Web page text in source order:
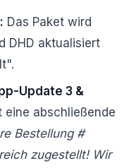
Das Paket wird
DHD aktualisiert
Update 3 &
eine abschließende
Bestellung #
zugestellt! Wir